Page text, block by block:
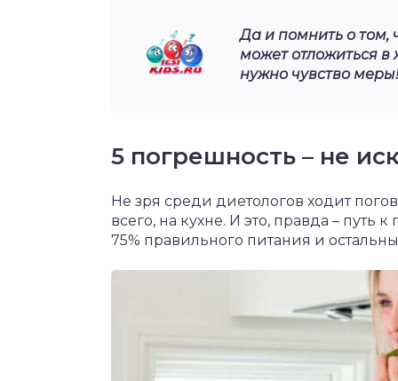
Да и помнить о том,
может отложиться
нужно чувство меры!
5 погрешность – не
Не зря среди диетологов ходит
всего, на кухне. И это, правда – путь
75% правильного питания и